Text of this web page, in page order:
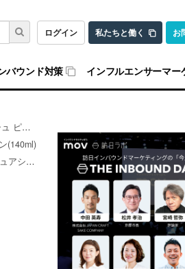
ログイン 私たちと働く お
バウンド対策 インフルエンサーマー
(140ml)